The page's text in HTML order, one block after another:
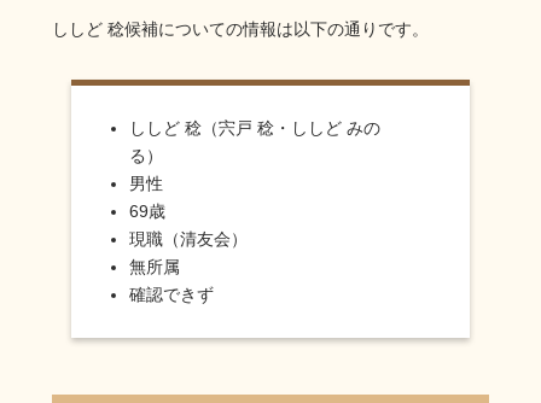
ししど 稔候補についての情報は以下の通りです。
ししど 稔（宍戸 稔・ししど みの
る）
男性
69歳
現職（清友会）
無所属
確認できず